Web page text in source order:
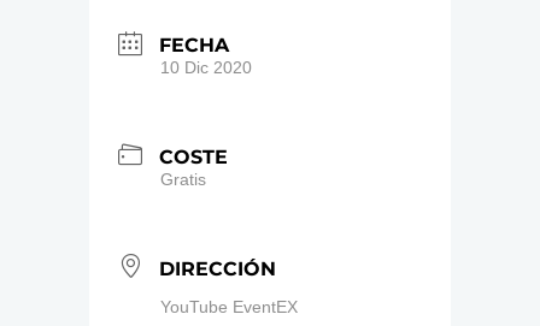
FECHA
10 Dic 2020
COSTE
Gratis
DIRECCIÓN
YouTube EventEX